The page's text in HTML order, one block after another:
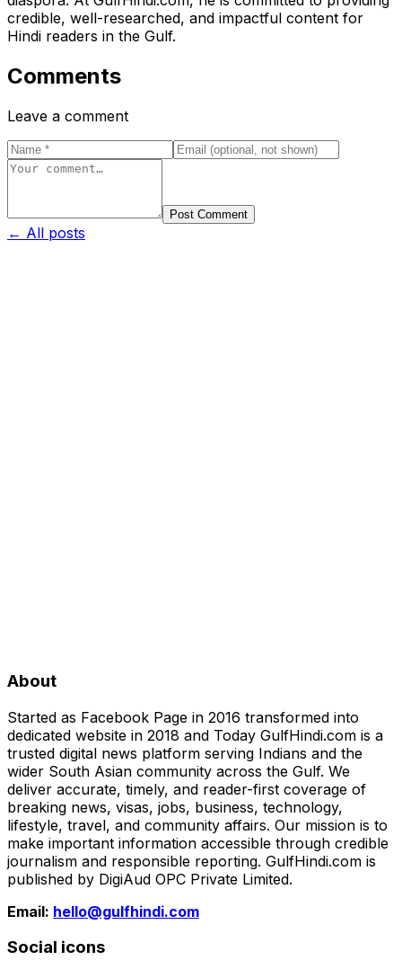
credible, well-researched, and impactful content for
Hindi readers in the Gulf.
Comments
Leave a comment
Post Comment
← All posts
About
Started as Facebook Page in 2016 transformed into
dedicated website in 2018 and Today GulfHindi.com is a
trusted digital news platform serving Indians and the
wider South Asian community across the Gulf. We
deliver accurate, timely, and reader-first coverage of
breaking news, visas, jobs, business, technology,
lifestyle, travel, and community affairs. Our mission is to
make important information accessible through credible
journalism and responsible reporting. GulfHindi.com is
published by DigiAud OPC Private Limited.
Email: hello@gulfhindi.com
Social icons